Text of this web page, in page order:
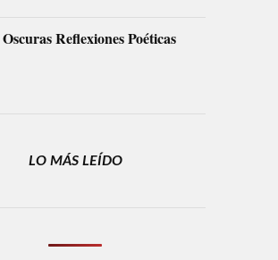
Oscuras Reflexiones Poéticas
LO MÁS LEÍDO